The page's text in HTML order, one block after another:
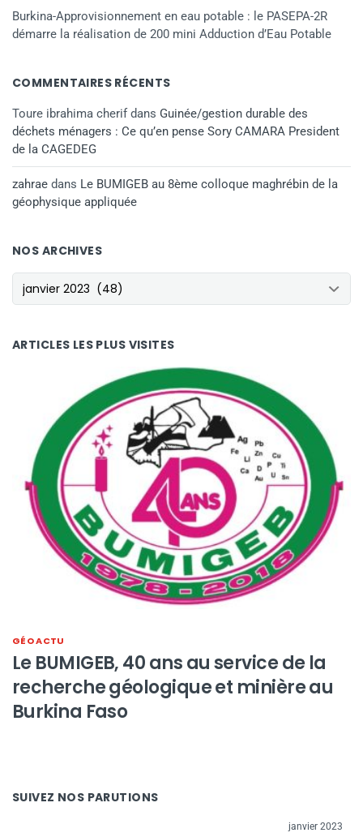
Burkina-Approvisionnement en eau potable : le PASEPA-2R
démarre la réalisation de 200 mini Adduction d’Eau Potable
COMMENTAIRES RÉCENTS
Toure ibrahima cherif dans Guinée/gestion durable des
déchets ménagers : Ce qu’en pense Sory CAMARA President
de la CAGEDEG
zahrae dans Le BUMIGEB au 8ème colloque maghrébin de la
géophysique appliquée
NOS ARCHIVES
NOS ARCHIVES
ARTICLES LES PLUS VISITES
GÉO ACTU
Le BUMIGEB, 40 ans au service de la
recherche géologique et minière au
Burkina Faso
SUIVEZ NOS PARUTIONS
janvier 2023